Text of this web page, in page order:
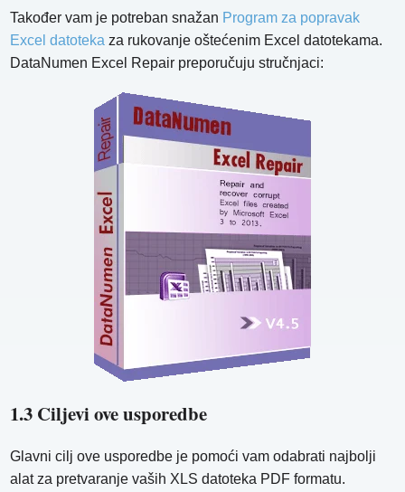
Također vam je potreban snažan Program za popravak
Excel datoteka za rukovanje oštećenim Excel datotekama.
DataNumen Excel Repair preporučuju stručnjaci:
1.3 Ciljevi ove usporedbe
Glavni cilj ove usporedbe je pomoći vam odabrati najbolji
alat za pretvaranje vaših XLS datoteka PDF formatu.